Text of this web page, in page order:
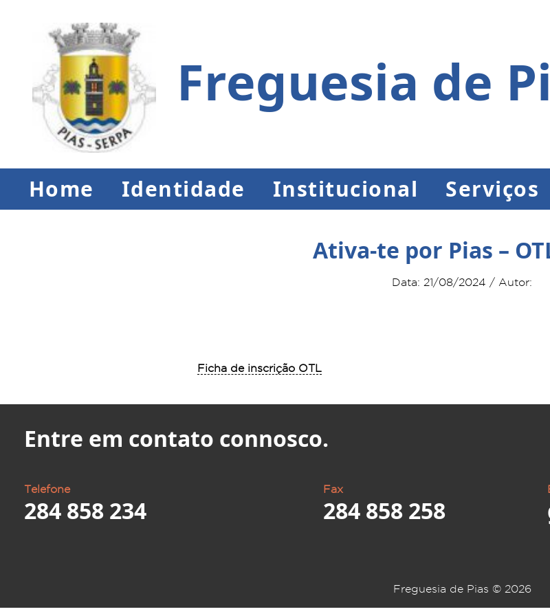
Freguesia de
Home Identidade Institucional Serviços
Ativa-te por Pias –
Data: 21/08/2024 / Autor:
Ficha de inscrição OTL
Entre em contato connosco.
Telefone
284 858 234
Fax
284 858 258
Freguesia de Pias © 2026